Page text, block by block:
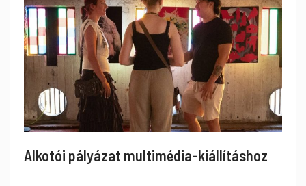
Alkotói pályázat multimédia-kiállításhoz